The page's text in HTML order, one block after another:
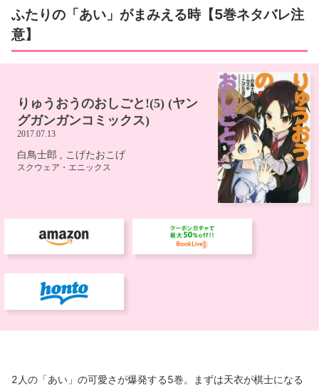
ふたりの「あい」がまみえる時【5巻ネタバレ注
意】
2人の「あい」の可愛さが爆発する5巻。まずは天衣が棋士になる